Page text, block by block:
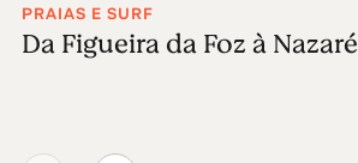
PRAIAS E SURF
Da Figueira da Foz à Nazaré